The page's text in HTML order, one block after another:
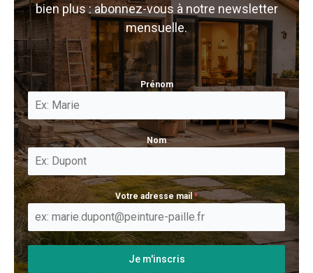
bien plus : abonnez-vous à notre newsletter
mensuelle.
Prénom
Nom
Votre adresse mail*
Je m'inscris